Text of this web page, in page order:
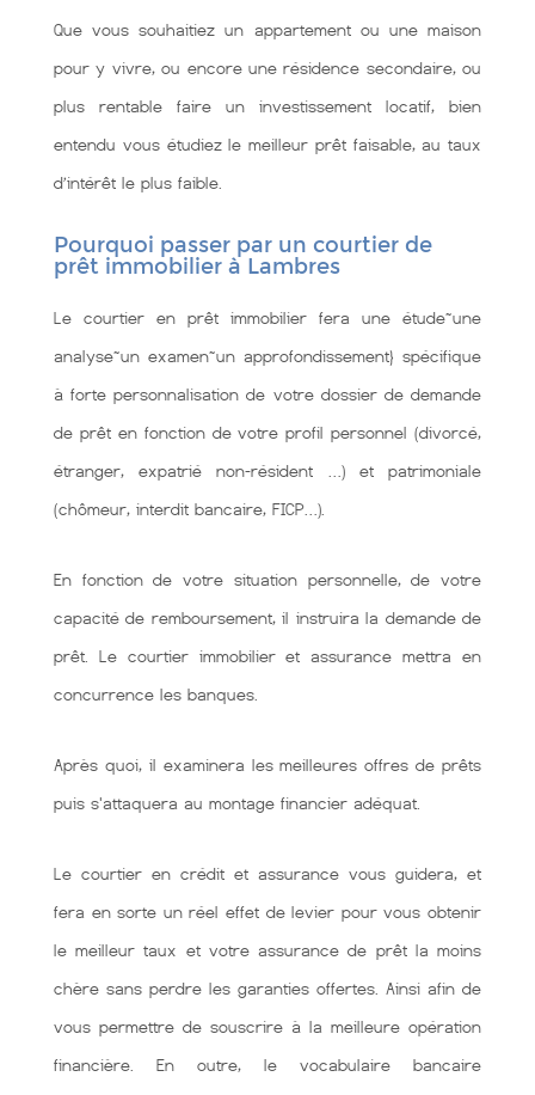
Que vous souhaitiez un appartement ou une maison
pour y vivre, ou encore une résidence secondaire, ou
plus rentable faire un investissement locatif, bien
entendu vous étudiez le meilleur prêt faisable, au taux
d’intérêt le plus faible.
Pourquoi passer par un courtier de
prêt immobilier à Lambres
Le courtier en prêt immobilier fera une étude~une
analyse~un examen~un approfondissement} spécifique
à forte personnalisation de votre dossier de demande
de prêt en fonction de votre profil personnel (divorcé,
étranger, expatrié non-résident …) et patrimoniale
(chômeur, interdit bancaire, FICP…).
En fonction de votre situation personnelle, de votre
capacité de remboursement, il instruira la demande de
prêt. Le courtier immobilier et assurance mettra en
concurrence les banques.
Après quoi, il examinera les meilleures offres de prêts
puis s'attaquera au montage financier adéquat.
Le courtier en crédit et assurance vous guidera, et
fera en sorte un réel effet de levier pour vous obtenir
le meilleur taux et votre assurance de prêt la moins
chère sans perdre les garanties offertes. Ainsi afin de
vous permettre de souscrire à la meilleure opération
financière. En outre, le vocabulaire bancaire